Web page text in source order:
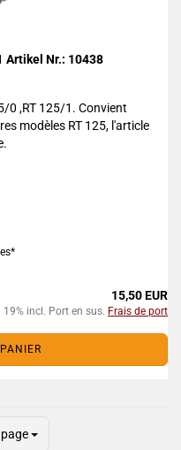
Artikel Nr.: 10438
0 ,RT 125/1. Convient
modèles RT 125, l'article
15,50 EUR
19% incl. Port en sus. Frais de port